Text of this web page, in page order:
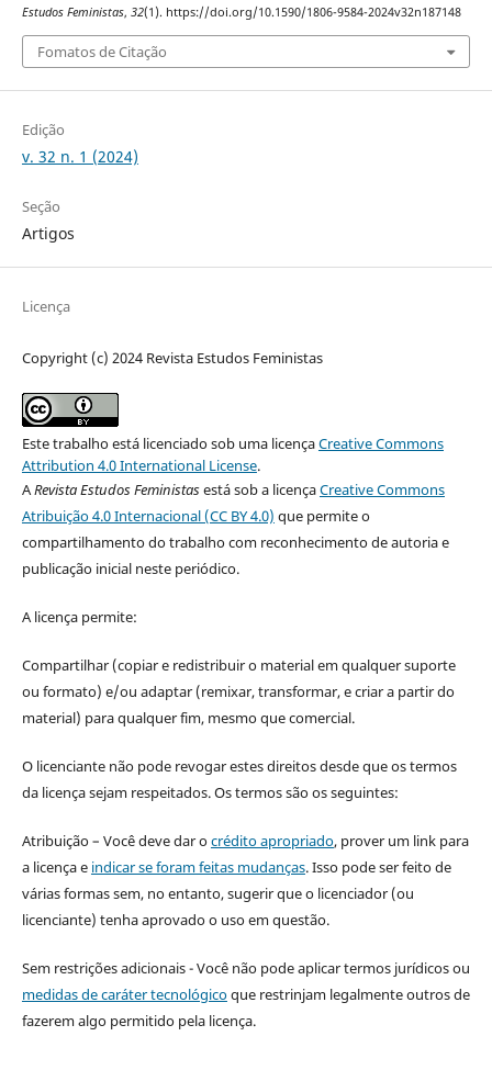
Estudos Feministas, 32(1). https://doi.org/10.1590/1806-9584-2024v32n187148
Fomatos de Citação
Edição
v. 32 n. 1 (2024)
Seção
Artigos
Licença
Copyright (c) 2024 Revista Estudos Feministas
Este trabalho está licenciado sob uma licençaCreative Commons
Attribution 4.0 International License.
ARevista Estudos Feministasestá sob a licençaCreative Commons
Atribuição 4.0 Internacional (CC BY 4.0) que permite o
compartilhamento do trabalho com reconhecimento de autoria e
publicação inicial neste periódico.
A licença permite:
Compartilhar (copiar e redistribuir o material em qualquer suporte
ou formato) e/ou adaptar (remixar, transformar, e criar a partir do
material) para qualquer fim, mesmo que comercial.
O licenciante não pode revogar estes direitos desde que os termos
da licença sejam respeitados. Os termos são os seguintes:
Atribuição – Você deve dar ocrédito apropriado, prover um link para
a licença e indicar se foram feitas mudanças. Isso pode ser feito de
várias formas sem, no entanto, sugerir que o licenciador (ou
licenciante) tenha aprovado o uso em questão.
Sem restrições adicionais - Você não pode aplicar termos jurídicos ou
medidas de caráter tecnológicoque restrinjam legalmente outros de
fazerem algo permitido pela licença.